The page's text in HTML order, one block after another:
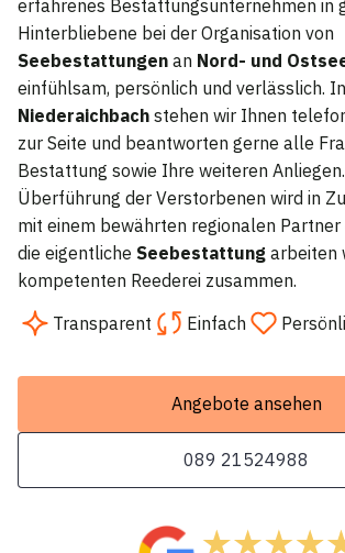
erfahrenes Bestattungsunternehmen in
Hinterbliebene bei der Organisation von
Seebestattungen an Nord- und
einfühlsam, persönlich und verlässlich. In
Niederaichbach stehen wir Ihnen
zur Seite und beantworten gerne alle
Bestattung sowie Ihre weiteren
Überführung der Verstorbenen wird in
mit einem bewährten regionalen Partner
die eigentliche Seebestattung arbeiten
kompetenten Reederei zusammen.
Transparent
Einfach
Angebote ansehen
089 21524988